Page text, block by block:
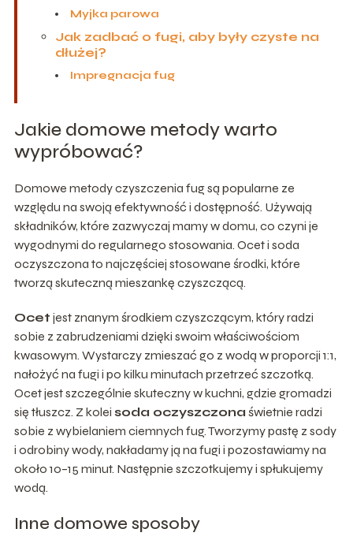
Myjka parowa
Jak zadbać o fugi, aby były czyste na
dłużej?
Impregnacja fug
Jakie domowe metody warto
wypróbować?
Domowe metody czyszczenia fug są popularne ze
względu na swoją efektywność i dostępność. Używają
składników, które zazwyczaj mamy w domu, co czyni je
wygodnymi do regularnego stosowania. Ocet i soda
oczyszczona to najczęściej stosowane środki, które
tworzą skuteczną mieszankę czyszczącą.
Ocet jest znanym środkiem czyszczącym, który radzi
sobie z zabrudzeniami dzięki swoim właściwościom
kwasowym. Wystarczy zmieszać go z wodą w proporcji 1:1,
nałożyć na fugi i po kilku minutach przetrzeć szczotką.
Ocet jest szczególnie skuteczny w kuchni, gdzie gromadzi
się tłuszcz. Z kolei soda oczyszczona świetnie radzi
sobie z wybielaniem ciemnych fug. Tworzymy pastę z sody
i odrobiny wody, nakładamy ją na fugi i pozostawiamy na
około 10–15 minut. Następnie szczotkujemy i spłukujemy
wodą.
Inne domowe sposoby